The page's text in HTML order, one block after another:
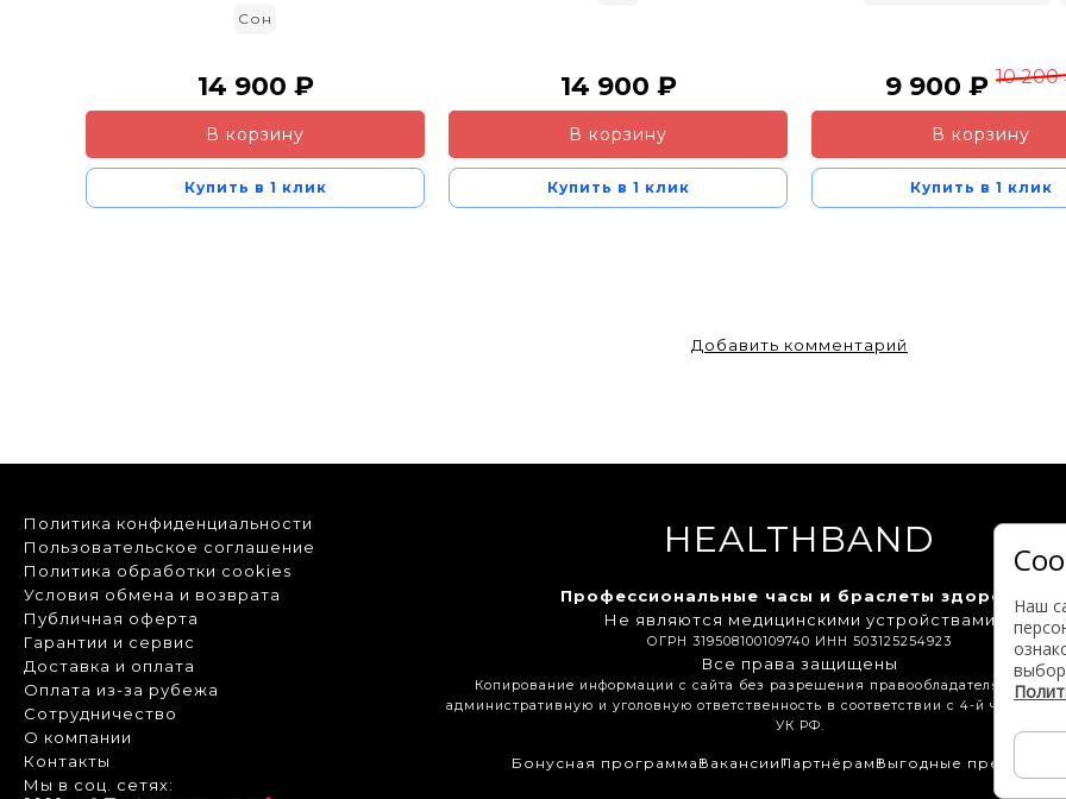
Сон
14 900 ₽
В корзину
Купить в 1 клик
14 900 ₽
В корзину
Купить в 1 клик
9 900 ₽ 10 200
В корзину
Купить в 1 клик
Добавить комментарий
Политика конфиденциальности
Пользовательское соглашение
Политика обработки cookies
Условия обмена и возврата
Публичная оферта
Гарантии и сервис
Доставка и оплата
Оплата из-за рубежа
Сотрудничество
О компании
Контакты
Мы в соц. сетях:
HEALTHBAND
Профессиональные часы и браслеты здоровья
Не являются медицинскими устройствами
ОГРН 319508100109740 ИНН 503125254923
Все права защищены
Копирование информации с сайта без разрешения правообладателя влечет
административную и уголовную ответственность в соответствии с 4-й частью
УК РФ.
Бонусная программа Вакансии Партнёрам Выгодные
Наш